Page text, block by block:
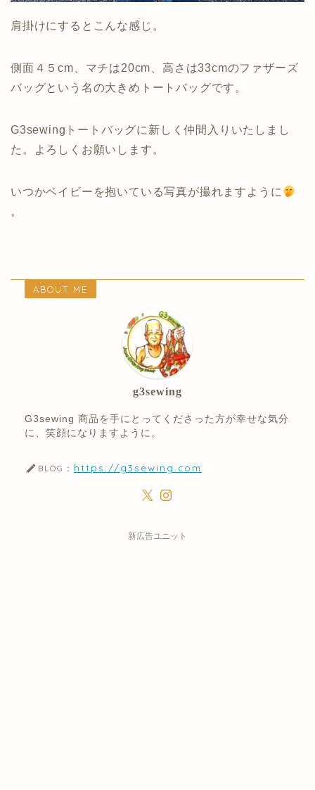
肩掛けにするとこんな感じ。
側面４５cm、マチは20cm、高さは33cmのファザーズ
バッグという名の大きめトートバッグです。
G3sewingトートバッグに新しく仲間入りいたしまし
た。よろしくお願いします。
いつかベイビーを抱いている写真が撮れますように
。
ABOUT ME
g3sewing
G3sewing 商品を手にとってくださった方が幸せな気分
に、笑顔になりますように。
BLOG： https://g3sewing.com
新広告ユニット